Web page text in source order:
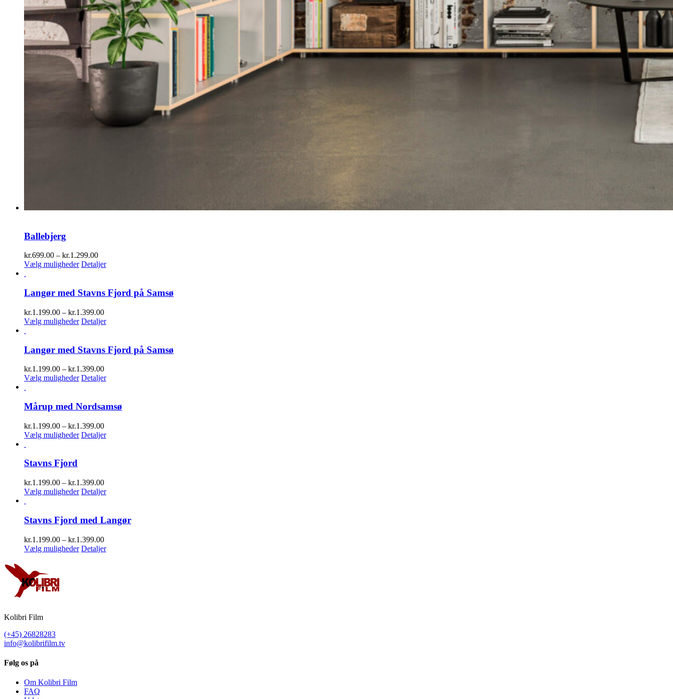
Ballebjerg
kr.699.00 – kr.1.299.00Prisinterval:
kr.699.00
Vælg muligheder Detaljer
Langør med Stavns Fjord på Samsø
kr.1.199.00 – kr.1.399.00Prisinterval:
kr.1.199.00
Vælg muligheder Detaljer
Langør med Stavns Fjord på Samsø
kr.1.199.00 – kr.1.399.00Prisinterval:
kr.1.199.00
Vælg muligheder Detaljer
Mårup med Nordsamsø
kr.1.199.00 – kr.1.399.00Prisinterval:
kr.1.199.00
Vælg muligheder Detaljer
Stavns Fjord
kr.1.199.00 – kr.1.399.00Prisinterval:
kr.1.199.00
Vælg muligheder Detaljer
Stavns Fjord med Langør
kr.1.199.00 – kr.1.399.00Prisinterval:
kr.1.199.00
Vælg muligheder Detaljer
Kolibri Film
(+45) 26828283
info@kolibrifilm.tv
Følg os på
Om Kolibri Film
FAQ